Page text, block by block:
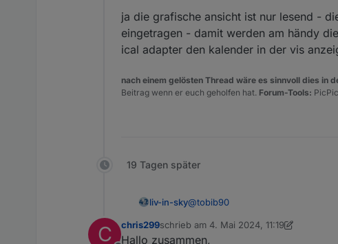
ja die grafische ansicht ist nur lesend -
eingetragen - damit werden am händy
ical adapter den kalender in der vis
nach einem gelösten Thread wäre es sinnvoll dies
Beitrag wenn er euch geholfen hat. Forum-Tools:
19 Tagen später
liv-in-sky@tobib90
ich habe ein script geschrieben,
hochgeladen - zuvor werden alle
C chris299schrieb am 4. Mai 2024, 11:19
zuletzt editiert von chris2995. Apr. 2024,
Hallo zusammen,